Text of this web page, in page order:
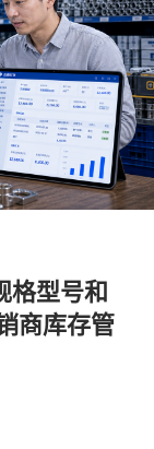
格型号和
商库存管